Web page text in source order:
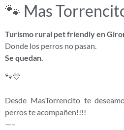
🐾 Mas
Turismo rural pet friendly en
Donde los perros no pasan.
Se quedan.
🐾💛
Desde MasTorrencito te
perros te acompañen!!!!
—–